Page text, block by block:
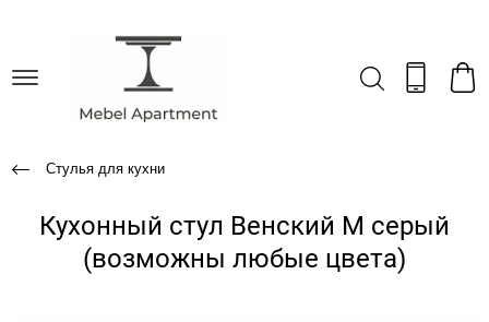
Стулья для кухни
Кухонный стул Венский М серый
(возможны любые цвета)